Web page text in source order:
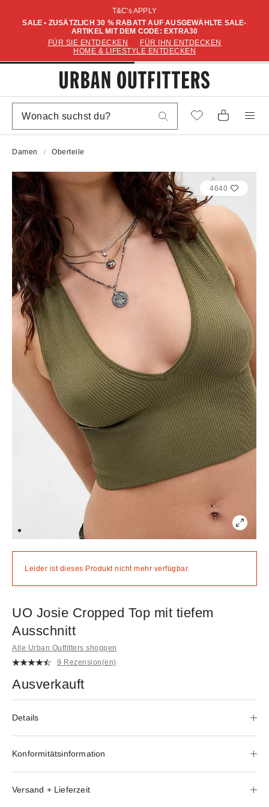
T&C's APPLY
SALE • ZUSÄTZLICH 30 % RABATT AUF AUSGEWÄHLTE SALE-
ARTIKEL MIT DEM CODE: EXTRA30
FÜR SIE ENTDECKEN
FÜR IHN ENTDECKEN
HOME & LIFESTYLE ENTDECKEN
Damen Oberteile
4640
Leider ist dieses Produkt nicht mehr verfügbar.
UO Josie Cropped Top mit tiefem
Ausschnitt
Alle Urban Outfitters shoppen
9 Rezension(en)
Ausverkauft
Details
Konformitätsinformation
Versand + Lieferzeit